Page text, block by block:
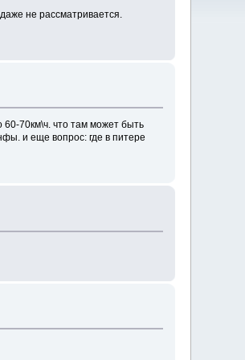
не рассматривается.
70км\ч. что там может быть
и еще вопрос: где в питере